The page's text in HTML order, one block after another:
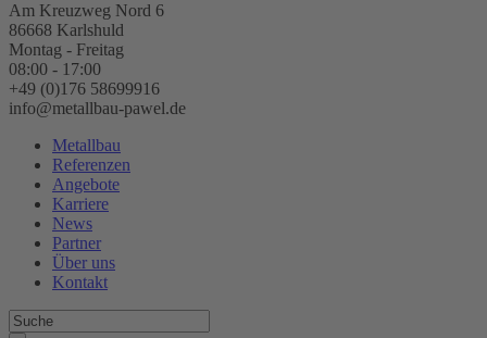
Am Kreuzweg Nord 6
86668 Karlshuld
Montag - Freitag
08:00 - 17:00
+49 (0)176 58699916
info@metallbau-pawel.de
Metallbau
Referenzen
Angebote
Karriere
News
Partner
Über uns
Kontakt